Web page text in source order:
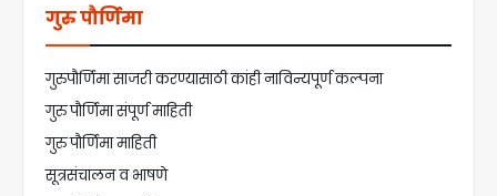
गुरु पौर्णिमा
गुरुपौर्णिमा साजरी करण्यासाठी कांही नाविन्यपूर्ण कल्पना
गुरु पौर्णिमा संपूर्ण माहिती
गुरु पौर्णिमा माहिती
सूत्रसंचालन व भाषणे